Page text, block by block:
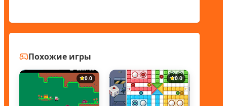
Похожие игры
0.0 0.0